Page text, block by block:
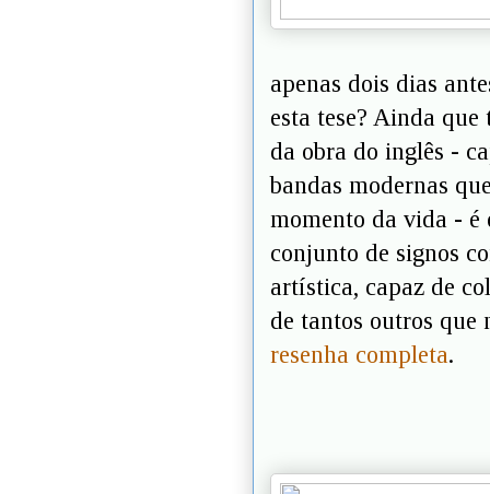
apenas dois dias
esta tese? Ainda
da obra do inglês -
bandas modernas
momento da vida - é
conjunto de signos
artística, capaz de
de tantos outros que
resenha completa.